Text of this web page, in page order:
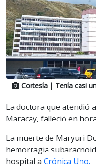
Cortesía | Tenía casi
La doctora que atendió
Maracay, falleció en
La muerte de Maryuri
hemorragia
hospital a Crónica Uno.